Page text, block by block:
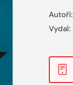
Autoři:
Vydal: